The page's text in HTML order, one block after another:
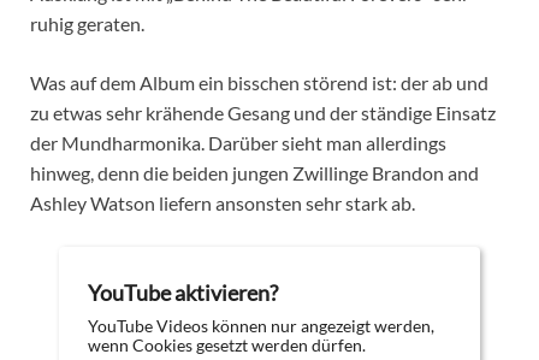
ruhig geraten.
Was auf dem Album ein bisschen störend ist: der ab und
zu etwas sehr krähende Gesang und der ständige Einsatz
der Mundharmonika. Darüber sieht man allerdings
hinweg, denn die beiden jungen Zwillinge Brandon and
Ashley Watson liefern ansonsten sehr stark ab.
YouTube aktivieren?
YouTube Videos können nur angezeigt werden,
wenn Cookies gesetzt werden dürfen.